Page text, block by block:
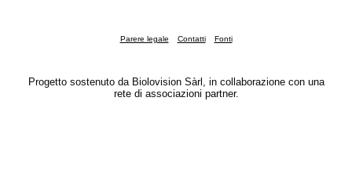
Parere legale Contatti Fonti
Progetto sostenuto da Biolovision Sàrl, in collaborazione con una
rete di associazioni partner.